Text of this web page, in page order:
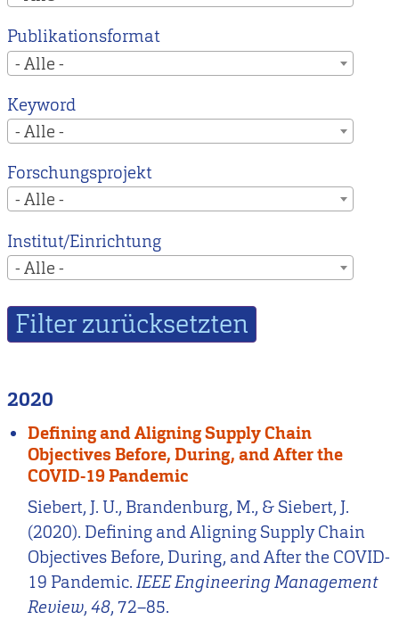
instead.
Publikationsformat
- Alle -
Keyword
- Alle -
Forschungsprojekt
- Alle -
Institut/Einrichtung
- Alle -
2020
Defining and Aligning Supply Chain
Objectives Before, During, and After the
COVID-19 Pandemic
Siebert, J. U., Brandenburg, M., & Siebert, J.
(2020). Defining and Aligning Supply Chain
Objectives Before, During, and After the COVID-
19 Pandemic.IEEE Engineering Management
Review,48, 72–85.